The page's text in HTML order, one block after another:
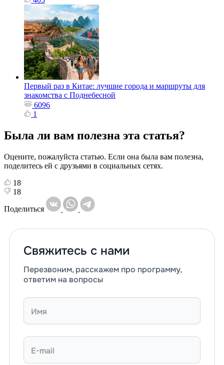
Первый раз в Китае: лучшие города и маршруты для
знакомства с Поднебесной
6096
1
Была ли вам полезна эта статья?
Оцените, пожалуйста статью. Если она была вам полезна,
поделитесь ей с друзьями в социальных сетях.
18
18
Поделиться
Свяжитесь с нами
Перезвоним, расскажем про программу,
ответим на вопросы
Имя
E-mail